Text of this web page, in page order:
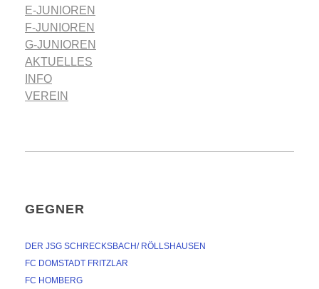
E-JUNIOREN
F-JUNIOREN
G-JUNIOREN
AKTUELLES
INFO
VEREIN
GEGNER
DER JSG SCHRECKSBACH/ RÖLLSHAUSEN
FC DOMSTADT FRITZLAR
FC HOMBERG